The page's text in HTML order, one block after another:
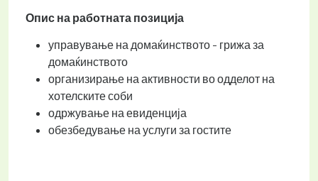
Опис на работната позиција
управување на домаќинството - грижа за
домаќинството
организирање на активности во одделот на
хотелските соби
одржување на евиденција
обезбедување на услуги за гостите